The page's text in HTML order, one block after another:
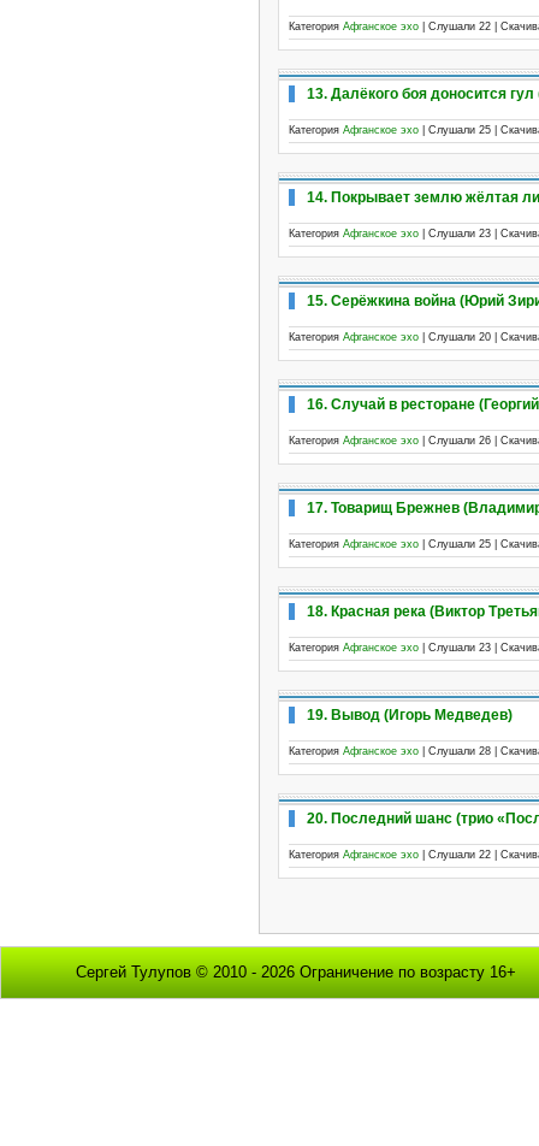
Категория Афганское эхо | Слушали 22 |
13. Далёкого боя доносится
Категория Афганское эхо | Слушали 25 |
14. Покрывает землю жёлтая
Категория Афганское эхо | Слушали 23 |
15. Серёжкина война (Юрий
Категория Афганское эхо | Слушали 20 |
16. Случай в ресторане
Категория Афганское эхо | Слушали 26 |
17. Товарищ Брежнев
Категория Афганское эхо | Слушали 25 |
18. Красная река (Виктор
Категория Афганское эхо | Слушали 23 |
19. Вывод (Игорь Медведев)
Категория Афганское эхо | Слушали 28 |
20. Последний шанс (трио
Категория Афганское эхо | Слушали 22 |
Сергей Тулупов © 2010 - 2026 Ограничение по возрасту 16+